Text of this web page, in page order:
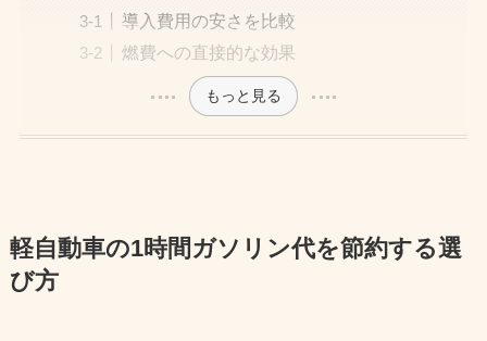
導入費用の安さを比較
燃費への直接的な効果
もっと見る
軽自動車の1時間ガソリン代を節約する選
び方